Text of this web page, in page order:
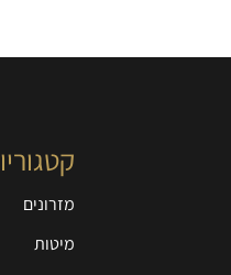
מזרונים
מיטות